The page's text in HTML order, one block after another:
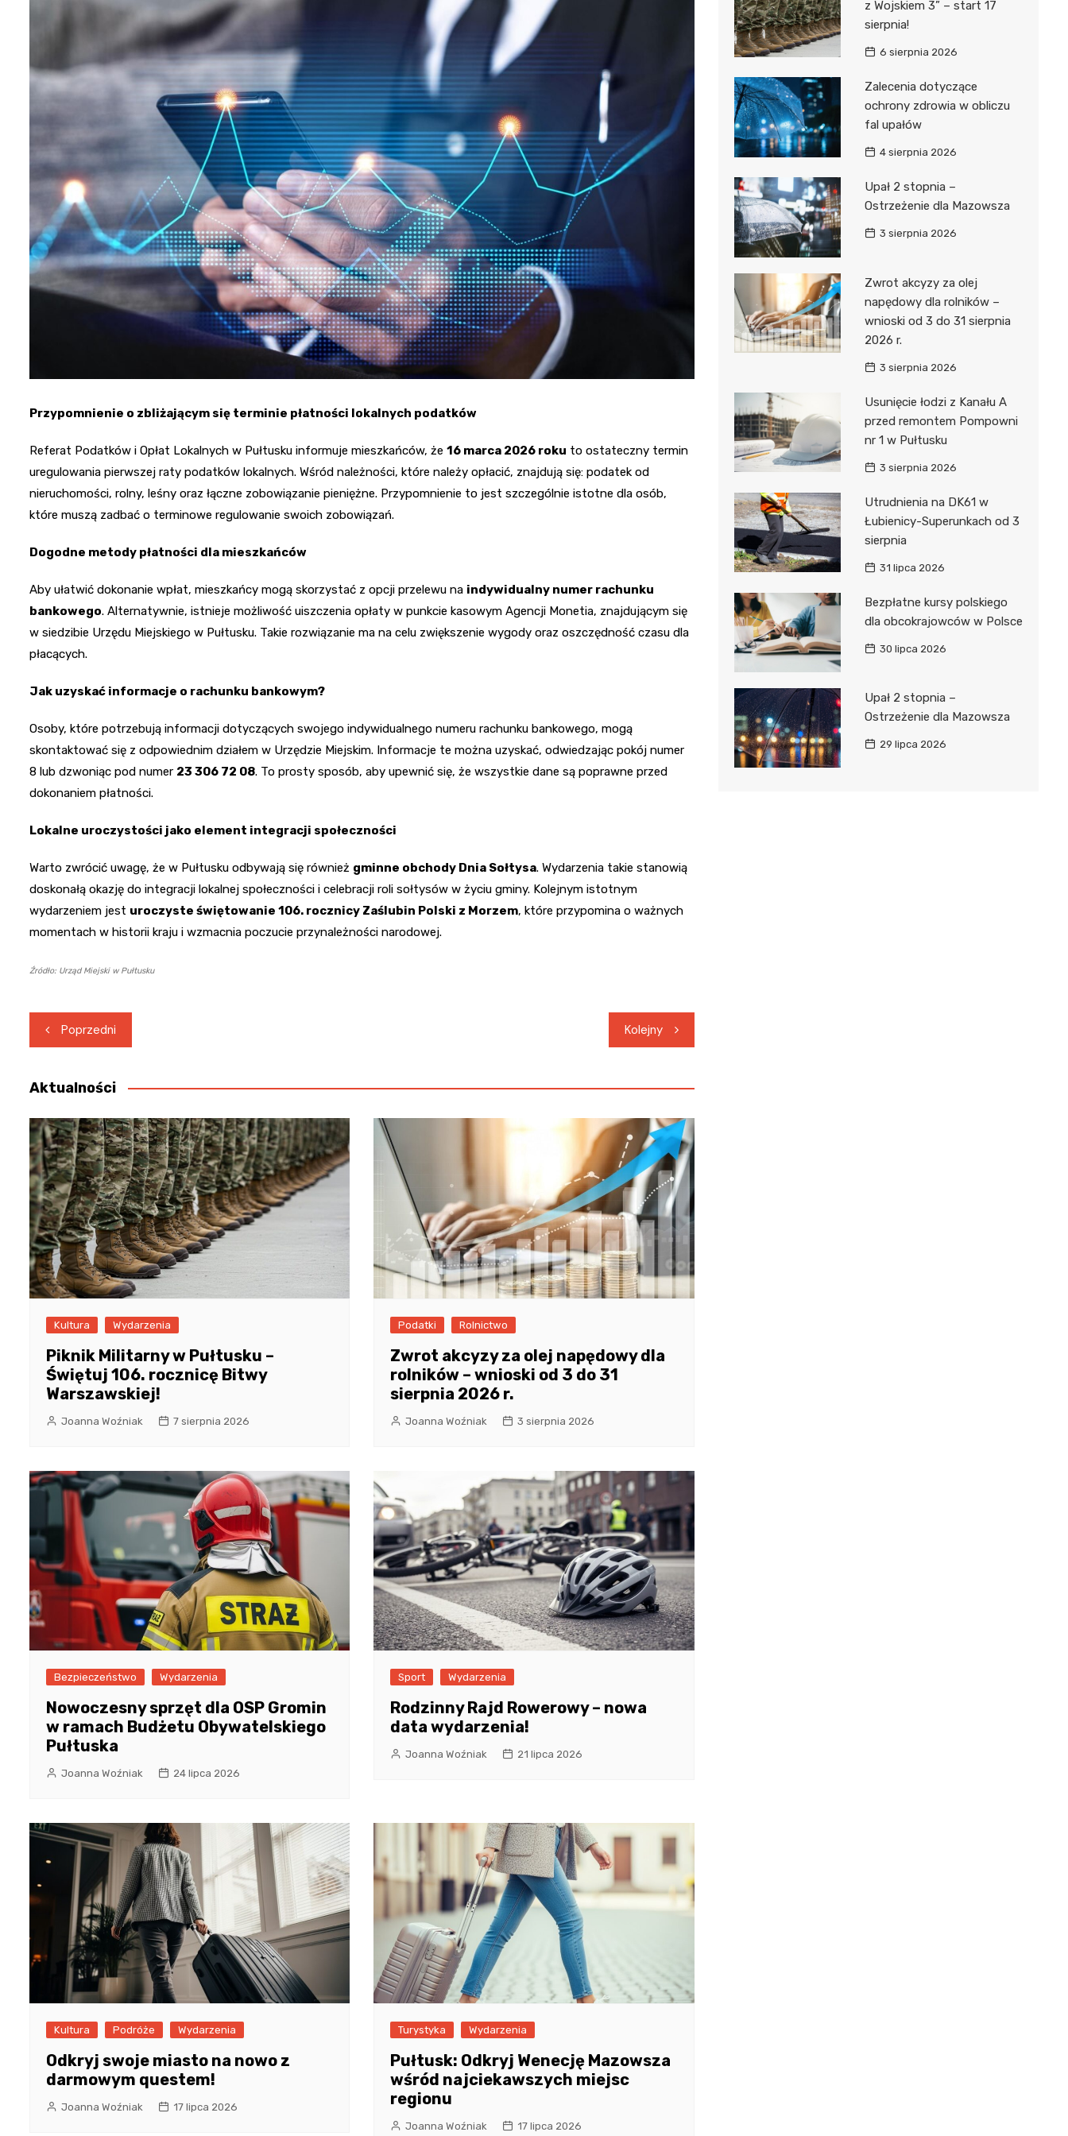
Przypomnienie o zbliżającym się terminie płatności lokalnych podatków
Referat Podatków i Opłat Lokalnych w Pułtusku informuje mieszkańców, że 16 marca 2026 roku to ostateczny termin
uregulowania pierwszej raty podatków lokalnych. Wśród należności, które należy opłacić, znajdują się: podatek od
nieruchomości, rolny, leśny oraz łączne zobowiązanie pieniężne. Przypomnienie to jest szczególnie istotne dla osób,
które muszą zadbać o terminowe regulowanie swoich zobowiązań.
Dogodne metody płatności dla mieszkańców
Aby ułatwić dokonanie wpłat, mieszkańcy mogą skorzystać z opcji przelewu na indywidualny numer rachunku
bankowego. Alternatywnie, istnieje możliwość uiszczenia opłaty w punkcie kasowym Agencji Monetia, znajdującym się
w siedzibie Urzędu Miejskiego w Pułtusku. Takie rozwiązanie ma na celu zwiększenie wygody oraz oszczędność czasu dla
płacących.
Jak uzyskać informacje o rachunku bankowym?
Osoby, które potrzebują informacji dotyczących swojego indywidualnego numeru rachunku bankowego, mogą
skontaktować się z odpowiednim działem w Urzędzie Miejskim. Informacje te można uzyskać, odwiedzając pokój numer
8 lub dzwoniąc pod numer 23 306 72 08. To prosty sposób, aby upewnić się, że wszystkie dane są poprawne przed
dokonaniem płatności.
Lokalne uroczystości jako element integracji społeczności
Warto zwrócić uwagę, że w Pułtusku odbywają się również gminne obchody Dnia Sołtysa. Wydarzenia takie stanowią
doskonałą okazję do integracji lokalnej społeczności i celebracji roli sołtysów w życiu gminy. Kolejnym istotnym
wydarzeniem jest uroczyste świętowanie 106. rocznicy Zaślubin Polski z Morzem, które przypomina o ważnych
momentach w historii kraju i wzmacnia poczucie przynależności narodowej.
Źródło: Urząd Miejski w Pułtusku
Nawigacja
wpisu
Poprzedni Kolejny
Aktualności
Kultura Wydarzenia
Piknik Militarny w Pułtusku –
Świętuj 106. rocznicę Bitwy
Warszawskiej!
Joanna Woźniak 7 sierpnia 2026
Podatki Rolnictwo
Zwrot akcyzy za olej napędowy dla
rolników – wnioski od 3 do 31
sierpnia 2026 r.
Joanna Woźniak 3 sierpnia 2026
Bezpieczeństwo Wydarzenia
Nowoczesny sprzęt dla OSP Gromin
w ramach Budżetu Obywatelskiego
Pułtuska
Joanna Woźniak 24 lipca 2026
Sport Wydarzenia
Rodzinny Rajd Rowerowy – nowa
data wydarzenia!
Joanna Woźniak 21 lipca 2026
Kultura Podróże Wydarzenia
Odkryj swoje miasto na nowo z
darmowym questem!
Joanna Woźniak 17 lipca 2026
Turystyka Wydarzenia
Pułtusk: Odkryj Wenecję Mazowsza
wśród najciekawszych miejsc
regionu
Joanna Woźniak 17 lipca 2026
z Wojskiem 3” – start 17
sierpnia!
6 sierpnia 2026
Zalecenia dotyczące
ochrony zdrowia w obliczu
fal upałów
4 sierpnia 2026
Upał 2 stopnia –
Ostrzeżenie dla Mazowsza
3 sierpnia 2026
Zwrot akcyzy za olej
napędowy dla rolników –
wnioski od 3 do 31 sierpnia
2026 r.
3 sierpnia 2026
Usunięcie łodzi z Kanału A
przed remontem Pompowni
nr 1 w Pułtusku
3 sierpnia 2026
Utrudnienia na DK61 w
Łubienicy-Superunkach od 3
sierpnia
31 lipca 2026
Bezpłatne kursy polskiego
dla obcokrajowców w Polsce
30 lipca 2026
Upał 2 stopnia –
Ostrzeżenie dla Mazowsza
29 lipca 2026